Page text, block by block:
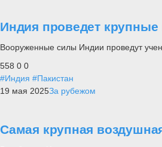
Индия проведет
Вооруженные силы Индии проведут
558 0 0
#Индия #Пакистан
19 мая 2025За рубежом
Самая крупная